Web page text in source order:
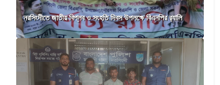
নরসিংদীতে জাতীয় বিপ্লব ও সংহতি দিবস উপলক্ষে বিএনপির র‍্যালি